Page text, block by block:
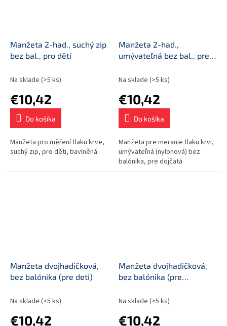
Manžeta 2-had., suchý zip
bez bal., pro děti
Na sklade (>5 ks)
€10,42
Do košíka
Manžeta pro měření tlaku krve,
suchý zip, pro děti, bavlněná.
Manžeta 2-had.,
umývateľná bez bal., pre
Na sklade (>5 ks)
€10,42
Do košíka
Manžeta pre meranie tlaku krvi,
umývateľná (nylonová) bez
balónika, pre dojčatá
Manžeta dvojhadičková,
bez balónika (pre deti)
Na sklade (>5 ks)
€10,42
Manžeta dvojhadičková,
bez balónika (pre
Na sklade (>5 ks)
€10,42